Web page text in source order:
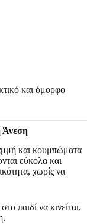
και όμορφο
Άνεση
και κουμπώματα
εύκολα και
χωρίς να
παιδί να κινείται,